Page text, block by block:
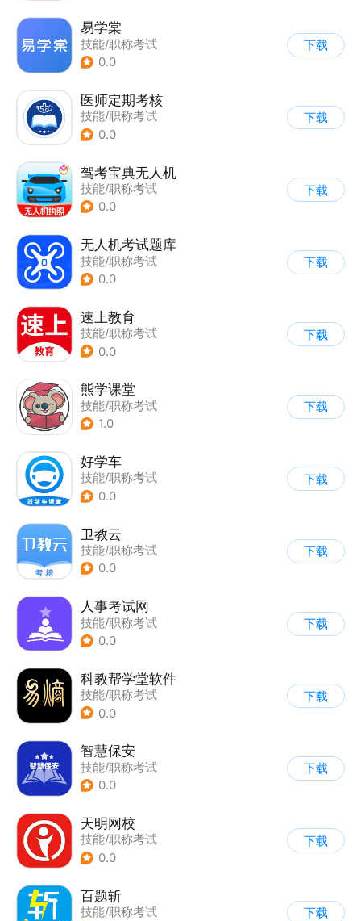
易学棠
技能/职称考试
0.0
下载
医师定期考核
技能/职称考试
0.0
下载
驾考宝典无人机
技能/职称考试
0.0
下载
无人机考试题库
技能/职称考试
0.0
下载
速上教育
技能/职称考试
0.0
下载
熊学课堂
技能/职称考试
1.0
下载
好学车
技能/职称考试
0.0
下载
卫教云
技能/职称考试
0.0
下载
人事考试网
技能/职称考试
0.0
下载
科教帮学堂软件
技能/职称考试
0.0
下载
智慧保安
技能/职称考试
0.0
下载
天明网校
技能/职称考试
0.0
下载
百题斩
技能/职称考试
下载